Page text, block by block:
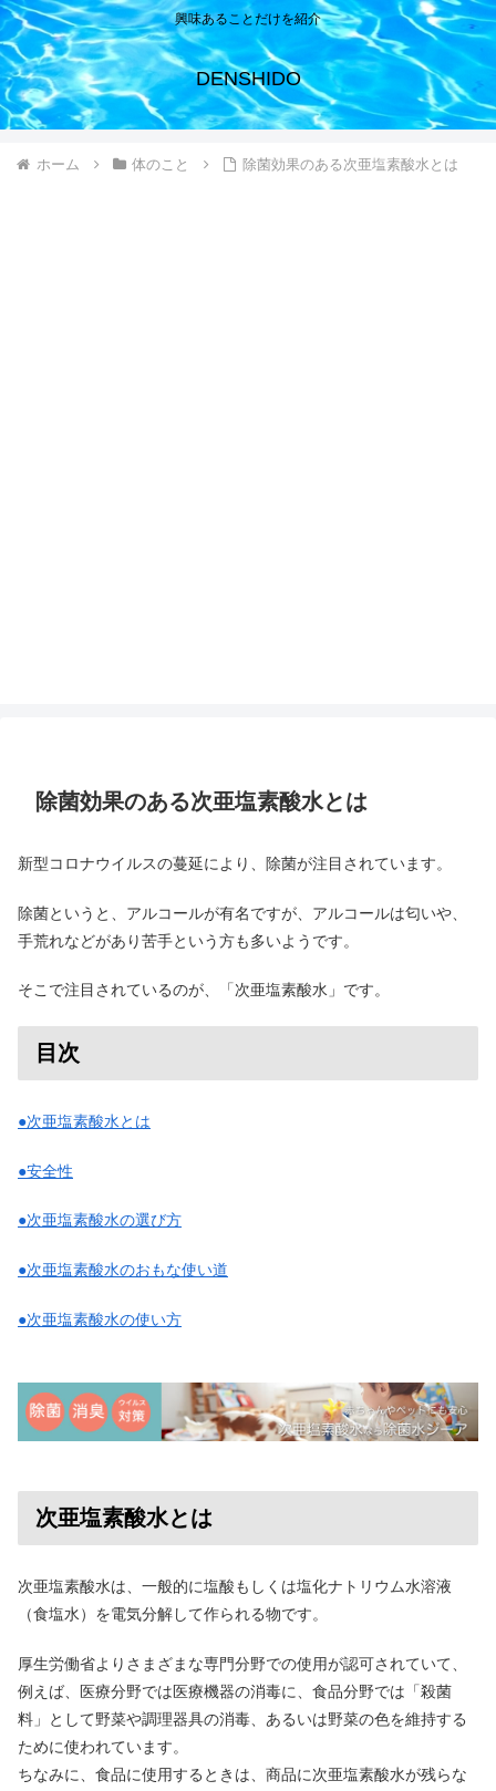
興味あることだけを紹介
DENSHIDO
ホーム 体のこと 除菌効果のある次亜塩素酸水とは
除菌効果のある次亜塩素酸水とは
新型コロナウイルスの蔓延により、除菌が注目されています。
除菌というと、アルコールが有名ですが、アルコールは匂いや、
手荒れなどがあり苦手という方も多いようです。
そこで注目されているのが、「次亜塩素酸水」です。
目次
●次亜塩素酸水とは
●安全性
●次亜塩素酸水の選び方
●次亜塩素酸水のおもな使い道
●次亜塩素酸水の使い方
次亜塩素酸水とは
次亜塩素酸水は、一般的に塩酸もしくは塩化ナトリウム水溶液
（食塩水）を電気分解して作られる物です。
厚生労働省よりさまざまな専門分野での使用が認可されていて、
例えば、医療分野では医療機器の消毒に、食品分野では「殺菌
料」として野菜や調理器具の消毒、あるいは野菜の色を維持する
ために使われています。
ちなみに、食品に使用するときは、商品に次亜塩素酸水が残らな